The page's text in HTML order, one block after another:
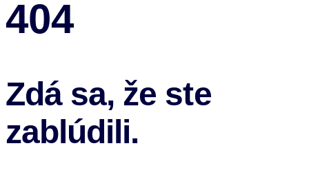
404
Zdá sa, že ste
zablúdili.